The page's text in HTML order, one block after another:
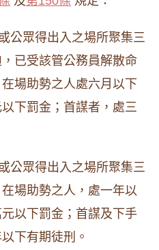
公眾得出入之場所聚集三
已受該管公務員解散命
場助勢之人處六月以下
下罰金；首謀者，處三
公眾得出入之場所聚集三
場助勢之人，處一年以
以下罰金；首謀及下手
下有期徒刑。